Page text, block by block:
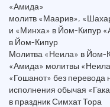
«Амида»
молитв «Маарив»,
и «Минха» в Йом-Кипур
в Йом-Кипур
Молитва «Неила» в Йом-
«Амида» молитвы
«Гошанот» без перевода
исполнения обычая
в праздник Симхат Тора